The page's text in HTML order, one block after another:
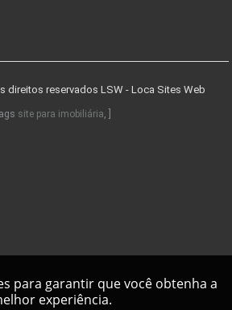
direitos reservados LSW - Loca Sites Web
site para imobiliária, ]
para garantir que você obtenha a
experiência.